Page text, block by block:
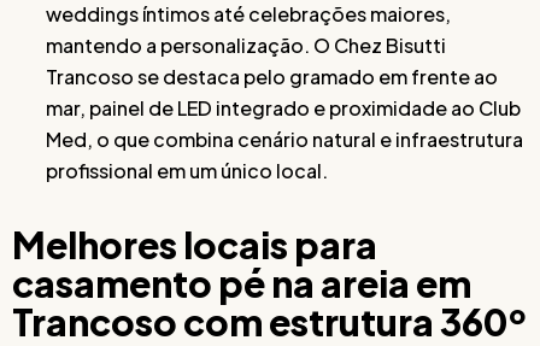
weddings íntimos até celebrações maiores,
mantendo a personalização. O Chez Bisutti
Trancoso se destaca pelo gramado em frente ao
mar, painel de LED integrado e proximidade ao Club
Med, o que combina cenário natural e infraestrutura
profissional em um único local.
Melhores locais para
casamento pé na areia em
Trancoso com estrutura 360º